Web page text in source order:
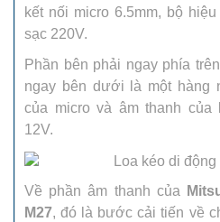
kết nối micro 6.5mm, bộ
sạc 220V.
Phần bên phải ngay phía
ngay bên dưới là một hàng
của micro và âm thanh của
12V.
Về phần âm thanh của
M27, đó là bước cải tiến về